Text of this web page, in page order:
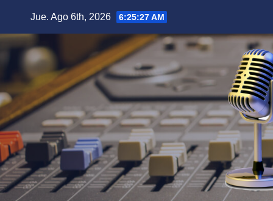
contenido
Jue. Ago 6th, 2026 6:25:28 AM